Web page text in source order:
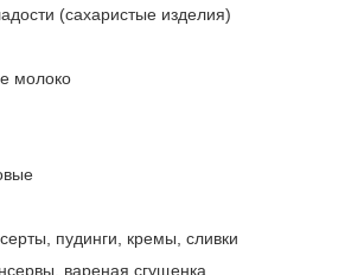
(сахаристые изделия)
молоко
пудинги, кремы, сливки
вареная сгущенка